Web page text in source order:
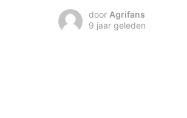
door Agrifans
9 jaar geleden